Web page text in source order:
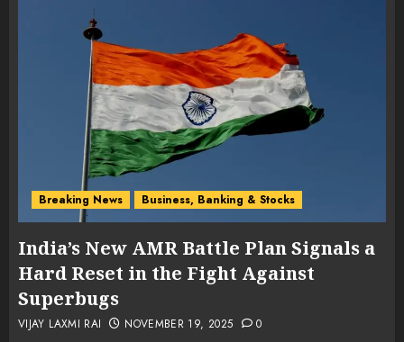
Breaking News Business, Banking & Stocks
India’s New AMR Battle Plan Signals a
Hard Reset in the Fight Against
Superbugs
VIJAY LAXMI RAI NOVEMBER 19, 2025 0